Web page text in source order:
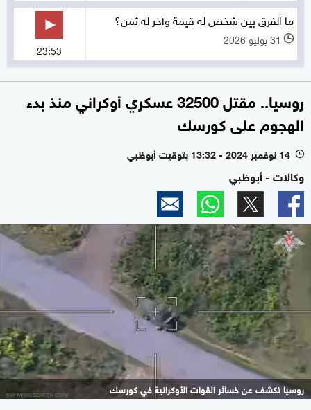
ما الفرق بين شخص له قيمة وآخر له ثمن؟
l 31 يوليو 2026
23:53
روسيا.. مقتل 32500 عسكري أوكراني منذ بدء
الهجوم على كورسك
l 14 نوفمبر 2024 - 13:32 بتوقيت أبوظبي
وكالات - أبوظبي
روسيا تكشف عن خسائر القوات الأوكرانية في كورسك